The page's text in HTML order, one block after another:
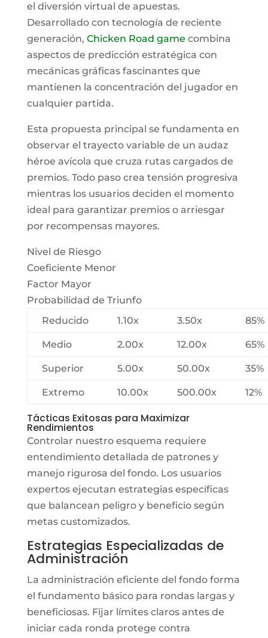
el diversión virtual de apuestas.
Desarrollado con tecnología de reciente
generación, Chicken Road game combina
aspectos de predicción estratégica con
mecánicas gráficas fascinantes que
mantienen la concentración del jugador en
cualquier partida.
Esta propuesta principal se fundamenta en
observar el trayecto variable de un audaz
héroe avícola que cruza rutas cargados de
premios. Todo paso crea tensión progresiva
mientras los usuarios deciden el momento
ideal para garantizar premios o arriesgar
por recompensas mayores.
Nivel de Riesgo
Coeficiente Menor
Factor Mayor
Probabilidad de Triunfo
Reducido
1.10x 3.50x 85%
Medio 2.00x 12.00x 65%
Superior 5.00x 50.00x 35%
Extremo 10.00x 500.00x 12%
Tácticas Exitosas para Maximizar
Rendimientos
Controlar nuestro esquema requiere
entendimiento detallada de patrones y
manejo rigurosa del fondo. Los usuarios
expertos ejecutan estrategias específicas
que balancean peligro y beneficio según
metas customizados.
Estrategias Especializadas de
Administración
La administración eficiente del fondo forma
el fundamento básico para rondas largas y
beneficiosas. Fijar límites claros antes de
iniciar cada ronda protege contra